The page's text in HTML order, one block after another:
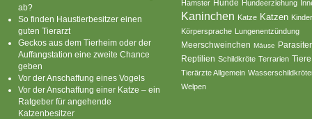
ab?
So finden Haustierbesitzer einen
guten Tierarzt
Geckos aus dem Tierheim oder der
Auffangstation eine zweite Chance
geben
Vor der Anschaffung eines Vogels
Vor der Anschaffung einer Katze – ein
Ratgeber für angehende
Katzenbesitzer
Hamster Hunde Hundeerziehung
Kaninchen Katze Katzen
Körpersprache Lungenentzündung
Meerschweinchen Mäuse
Reptilien Schildkröte Terrarien Tiere
Tierärzte Allgemein
Welpen